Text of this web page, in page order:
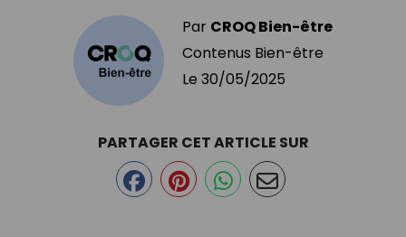
Par CROQ Bien-être
Contenus Bien-être
Le 30/05/2025
PARTAGER CET ARTICLE SUR